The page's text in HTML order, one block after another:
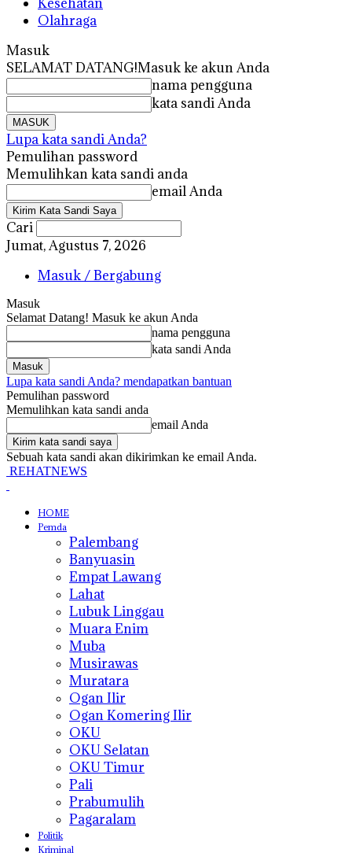
Olahraga
Masuk
SELAMAT DATANG!Masuk ke akun Anda
nama pengguna
kata sandi Anda
Lupa kata sandi Anda?
Pemulihan password
Memulihkan kata sandi anda
email Anda
Cari
Jumat, Agustus 7, 2026
Masuk / Bergabung
Masuk
Selamat Datang! Masuk ke akun Anda
nama pengguna
kata sandi Anda
Lupa kata sandi Anda? mendapatkan bantuan
Pemulihan password
Memulihkan kata sandi anda
email Anda
Sebuah kata sandi akan dikirimkan ke email Anda.
REHATNEWS
HOME
Pemda
Palembang
Banyuasin
Empat Lawang
Lahat
Lubuk Linggau
Muara Enim
Muba
Musirawas
Muratara
Ogan Ilir
Ogan Komering Ilir
OKU
OKU Selatan
OKU Timur
Pali
Prabumulih
Pagaralam
Politik
Kriminal